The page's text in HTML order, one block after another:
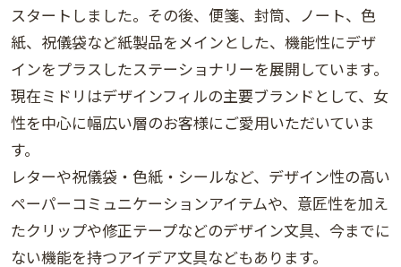
スタートしました。その後、便箋、封筒、ノート、色
紙、祝儀袋など紙製品をメインとした、機能性にデザ
インをプラスしたステーショナリーを展開しています。
現在ミドリはデザインフィルの主要ブランドとして、女
性を中心に幅広い層のお客様にご愛用いただいていま
す。
レターや祝儀袋・色紙・シールなど、デザイン性の高い
ペーパーコミュニケーションアイテムや、意匠性を加え
たクリップや修正テープなどのデザイン文具、今までに
ない機能を持つアイデア文具などもあります。